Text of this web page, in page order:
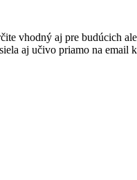
vhodný aj pre budúcich
aj učivo priamo na email